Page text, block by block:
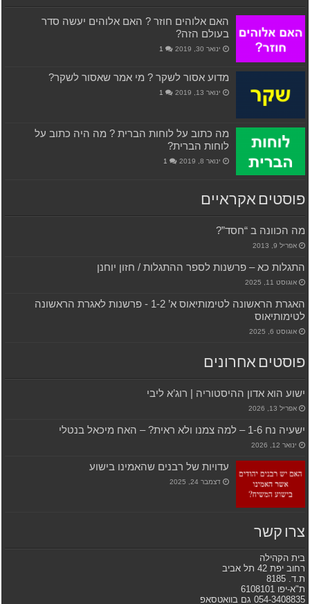
האם אלוהים חוזר ? האם אלוהים יעשה סדר
בעולם הזה?
ינואר 30, 2019 1
מדוע אסור לשקר ? מי אמר שאסור לשקר?
ינואר 13, 2019 1
מה כתוב על לוחות הברית ? מה היה כתוב על
לוחות הברית?
ינואר 8, 2019 1
פוסטים אקראיים
מה הכוונה ב “חסד”?
אפריל 9, 2013
התגלות כא – פרשנות לספר ההתגלות / חזון יוחנן
אוגוסט 11, 2025
האגרת הראשונה לטימותיאוס א’ 1-2 ‫- פרשנות לאגרת הראשונה
לטימותיאוס
אוגוסט 6, 2025
פוסטים אחרונים
ישוע הוא אדון ההיסטוריה | רוג’א ליבי
אפריל 13, 2026
ישעיה נח 1-6 – למה צמנו ולא ראית? – האח מיכאל בנטלי
ינואר 12, 2026
עדויות של רבנים שהאמינו בישוע
דצמבר 24, 2025
צרו קשר
בית הקהילה
רחוב יפת 42 תל אביב
ת.ד. 8185
ת"א-יפו 6108101
054-3408835 גם בוואטסאפ